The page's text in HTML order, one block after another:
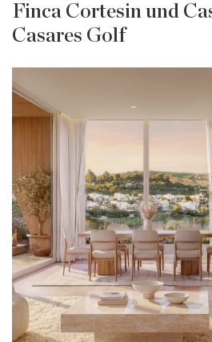
Finca Cortesin und
Casares Golf